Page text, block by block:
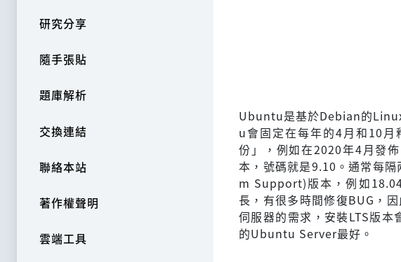
研究分享
隨手張貼
題庫解析
交換連結
聯絡本站
著作權聲明
雲端工具
Ubuntu是基於Debian的
u會固定在每年的4月和10月
份」，例如在2020年4月發
本，號碼就是9.10。通常每
m Support)版本，例如
長，有很多時間修復BUG，
伺服器的需求，安裝LTS版
的Ubuntu Server最好。